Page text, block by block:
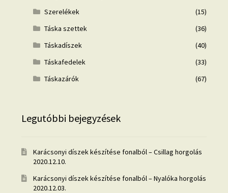
Szerelékek
(15)
Táska szettek
(36)
Táskadíszek
(40)
Táskafedelek
(33)
Táskazárók
(67)
Legutóbbi bejegyzések
Karácsonyi díszek készítése fonalból – Csillag horgolás
2020.12.10.
Karácsonyi díszek készítése fonalból – Nyalóka horgolás
2020.12.03.